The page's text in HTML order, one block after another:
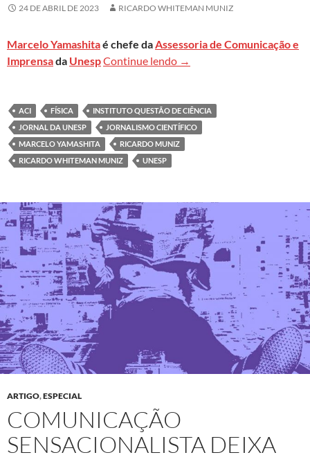
24 DE ABRIL DE 2023 RICARDO WHITEMAN MUNIZ
Marcelo Yamashitaé chefe da Assessoria de Comunicação e
Imprensada UnespContinue lendo Marcelo Yamashita:
→
ACI FÍSICA
INSTITUTO QUESTÃO DE CIÊNCIA
JORNAL DA UNESP
JORNALISMO CIENTÍFICO
MARCELO YAMASHITA
RICARDO MUNIZ
RICARDO WHITEMAN MUNIZ
UNESP
ARTIGO,ESPECIAL
COMUNICAÇÃO
SENSACIONALISTA DEIXA